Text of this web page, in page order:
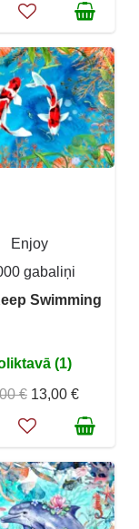
Enjoy
gabaliņi
Swimming
(1)
€ 13,00 €